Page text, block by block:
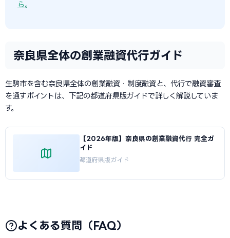
ら。
奈良県全体の創業融資代行ガイド
生駒市を含む奈良県全体の創業融資・制度融資と、代行で融資審査
を通すポイントは、下記の都道府県版ガイドで詳しく解説していま
す。
【2026年版】奈良県の創業融資代行 完全ガ
イド
都道府県版ガイド
よくある質問（FAQ）